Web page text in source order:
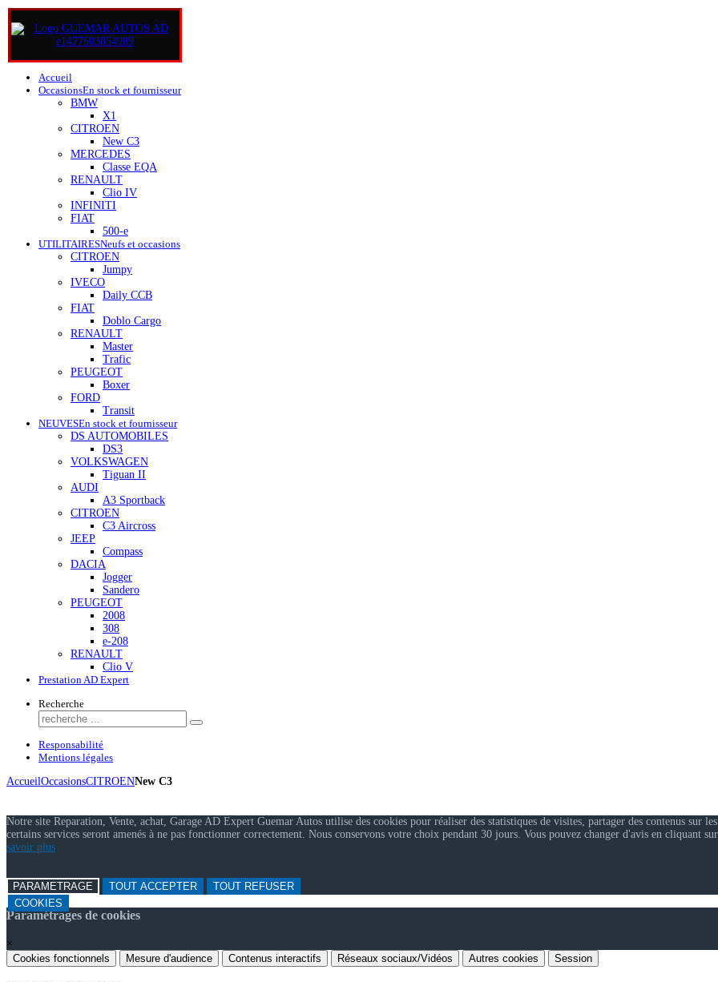
Accueil
OccasionsEn stock et fournisseur
BMW
X1
CITROEN
New C3
MERCEDES
Classe EQA
RENAULT
Clio IV
INFINITI
FIAT
500-e
UTILITAIRESNeufs et occasions
CITROEN
Jumpy
IVECO
Daily CCB
FIAT
Doblo Cargo
RENAULT
Master
Trafic
PEUGEOT
Boxer
FORD
Transit
NEUVESEn stock et fournisseur
DS AUTOMOBILES
DS3
VOLKSWAGEN
Tiguan II
AUDI
A3 Sportback
CITROEN
C3 Aircross
JEEP
Compass
DACIA
Jogger
Sandero
PEUGEOT
2008
308
e-208
RENAULT
Clio V
Prestation AD Expert
Recherche
Responsabilité
Mentions légales
AccueilOccasionsCITROENNew C3
Notre site Reparation, Vente, achat, Garage AD Expert Guemar Autos utilise des cookies pour réaliser des statistiques de visites, partager des contenus sur
certains services seront amenés à ne pas fonctionner correctement. Nous conservons votre choix pendant 30 jours. Vous pouvez changer d'avis en cliquant
savoir plus
PARAMETRAGE TOUT ACCEPTER
TOUT REFUSER
COOKIES
Paramétrages de cookies
×
Cookies fonctionnels
Mesure d'audience Contenus interactifs Réseaux sociaux/Vidéos Autres cookies Session